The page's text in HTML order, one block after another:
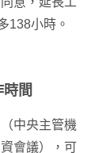
138小時。
間
中央主管機
會議），可